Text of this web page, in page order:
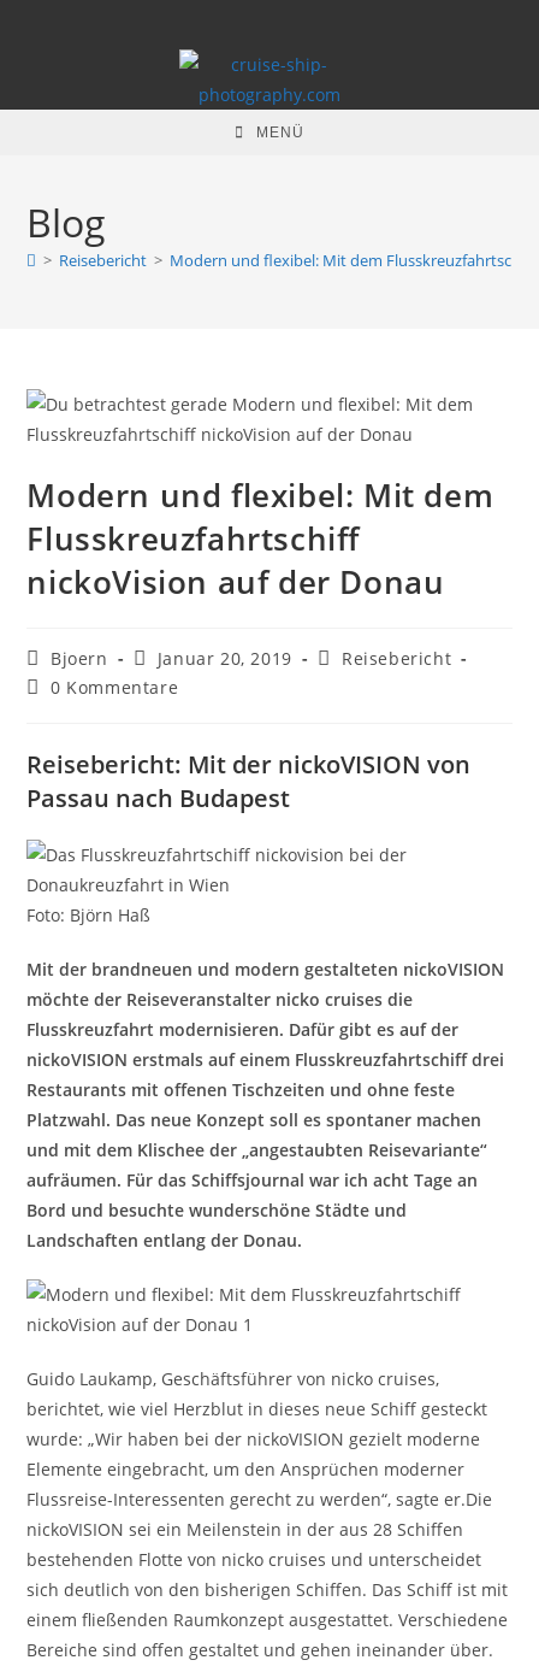
MENÜ
Blog
> Reisebericht > Modern und flexibel: Mit dem
Modern und flexibel: Mit dem
Flusskreuzfahrtschiff
nickoVision auf der Donau
Beitrags-
Autor:
Bjoern
Beitrag
veröffentlicht:
Januar 20, 2019
Beitrags-
Reisebericht
Beitrags-
0 Kommentare
Reisebericht: Mit der nickoVISION von
Passau nach Budapest
Foto: Björn Haß
Mit der brandneuen und modern gestalteten nickoVISION
möchte der Reiseveranstalter nicko cruises die
Flusskreuzfahrt modernisieren. Dafür gibt es auf der
nickoVISION erstmals auf einem Flusskreuzfahrtschiff drei
Restaurants mit offenen Tischzeiten und ohne feste
Platzwahl. Das neue Konzept soll es spontaner machen
und mit dem Klischee der „angestaubten Reisevariante“
aufräumen. Für das Schiffsjournal war ich acht Tage an
Bord und besuchte wunderschöne Städte und
Landschaften entlang der Donau.
Guido Laukamp, Geschäftsführer von nicko cruises,
berichtet, wie viel Herzblut in dieses neue Schiff gesteckt
wurde: „Wir haben bei der nickoVISION gezielt moderne
Elemente eingebracht, um den Ansprüchen moderner
Flussreise-Interessenten gerecht zu werden“, sagte er.Die
nickoVISION sei ein Meilenstein in der aus 28 Schiffen
bestehenden Flotte von nicko cruises und unterscheidet
sich deutlich von den bisherigen Schiffen. Das Schiff ist mit
einem fließenden Raumkonzept ausgestattet. Verschiedene
Bereiche sind offen gestaltet und gehen ineinander über.